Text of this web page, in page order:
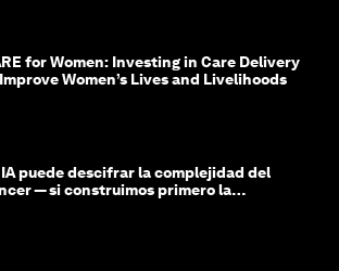
for Women: Investing in Care Delivery
Women’s Lives and Livelihoods
IA puede descifrar la complejidad del
— si construimos primero la